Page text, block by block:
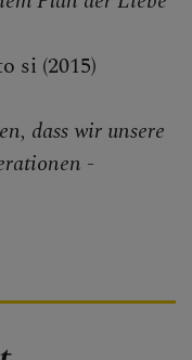
si (2015)
dass wir unsere
-